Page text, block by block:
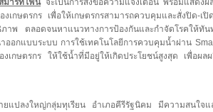
มาร์ทโฟนจะเป็นการส่งข้อความแจ้งเตือน พร้อมแสดง
เกษตรกร เพื่อให้เกษตรกรสามารถควบคุมและสั่งปิด-
ภาพ ตลอดจนหาแนวทางการป้องกันและกำจัดโรคให้ทั
อกแบบระบบ การใช้เทคโนโลยีการควบคุมน้ำผ่าน
เกษตรกร ให้ใช้น้ำที่มีอยู่ให้เกิดประโยชน์สูงสุด เพื่อผล
ยแปลงใหญ่กลุ่มทุเรียน อำเภอคีรีรัฐนิคม มีความสนใจแ